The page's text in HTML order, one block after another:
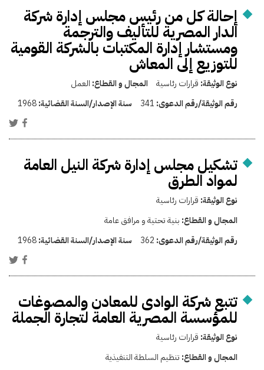
إحالة كل من رئيس مجلس إدارة شركة
الدار المصرية للتأليف والترجمة
ومستشار إدارة المكتبات بالشركة القومية
للتوزيع إلى المعاش
نوع الوثيقة: قرارات رئاسية المجال و القطاع: العمل
رقم الوثيقة/رقم الدعوى: 341 سنة الإصدار/السنة القضائية:1968
تشكيل مجلس إدارة شركة النيل العامة
لمواد الطرق
نوع الوثيقة: قرارات رئاسية
المجال و القطاع: بنية تحتية و مرافق عامة
رقم الوثيقة/رقم الدعوى: 362 سنة الإصدار/السنة القضائية:1968
تتبع شركة الوادى للمعادن والمصوغات
للمؤسسة المصرية العامة لتجارة الجملة
نوع الوثيقة: قرارات رئاسية
المجال و القطاع: تنظيم السلطة التنفيذية